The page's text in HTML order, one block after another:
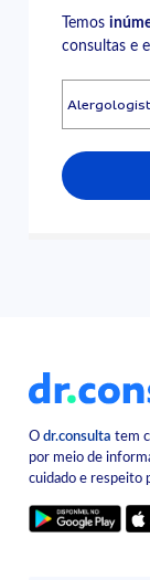
Temos
consultas e
Odr.consulta tem
por meio de
cuidado e respeito